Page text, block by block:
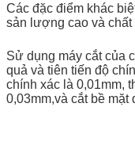
Các đặc điểm khác
sản lượng cao và
Sử dụng máy cắt của
quả và tiên tiến độ
chính xác là 0,01mm,
0,03mm,và cắt bề